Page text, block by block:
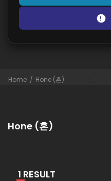
Home Hone (혼)
Hone (혼)
1 RESULT